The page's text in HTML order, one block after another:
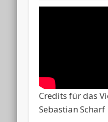
Credits für das
Sebastian Scharf